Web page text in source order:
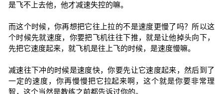
是飞不上去他，他才减速失控的嘛。
而这个时候，你再想把它往上拉的不是速度更慢了吗？所以这
个时候先就速度，你要把飞机往往下推，就是让他掉头向下，
先把它速度起来，就飞机是往上飞的时候，是速度慢嘛。
减速往下冲的时候是速度快，你要先让它速度起来，然后到了
一定的速度，你再慢慢把它拉起来啊，这个就是你要非常理
智，这个当然是教练之前都告诉过你的。